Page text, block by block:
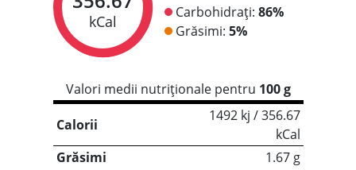
kCal
Carbohidrați: 86%
Grăsimi: 5%
Valori medii nutriționale pentru 100 g
Calorii
1492 kj / 356.67
kCal
Grăsimi
1.67 g